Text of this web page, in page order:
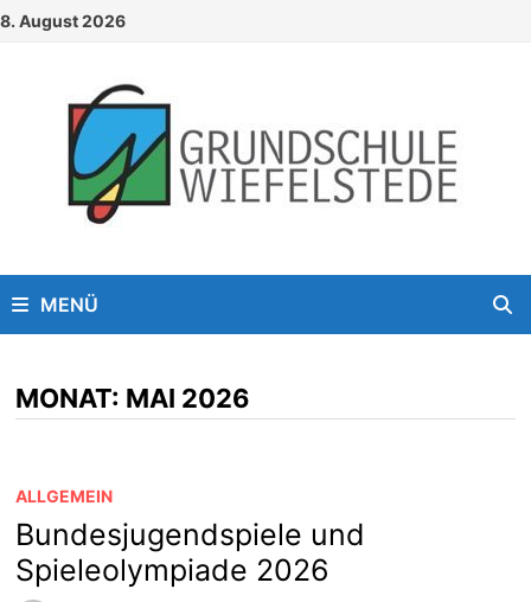
Zum
8. August 2026
MENÜ
MONAT: MAI 2026
ALLGEMEIN
Bundesjugendspiele und
Spieleolympiade 2026